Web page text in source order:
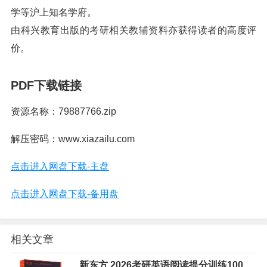
学等沪上知名学府。
由科兴教育出版的考研相关教辅资料亦获得读者的高度评
价。
PDF下载链接
资源名称：79887766.zip
解压密码：www.xiazailu.com
点击进入网盘下载-主盘
点击进入网盘下载-备用盘
相关文章
新东方 2026考研英语阅读提分训练100篇